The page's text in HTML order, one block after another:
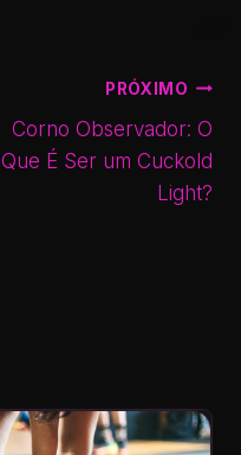
PRÓXIMO
Corno Observador: O
Que É Ser um Cuckold
Light?